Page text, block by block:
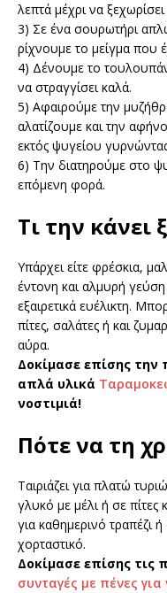
λεπτά μέχρι να
3) Σε ένα σουρωτήρι
ρίχνουμε το μείγμα που
4) Δένουμε το
να στραγγίσει καλά.
5) Αφαιρούμε την
αλατίζουμε και την
εκτός ψυγείου
6) Την διατηρούμε στο
επόμενη φορά.
Τι την κάνει
Υπάρχει είτε φρέσκια,
έντονη και αλμυρή
εξαιρετικά ευέλικτη.
πίτες, σαλάτες ή και
αύρα.
Δοκίμασε επίσης την
απλά υλικά
νοστιμιά!
Πότε να τη
Ταιριάζει για πλατώ
γλυκό με μέλι ή σε πίτες
για καθημερινό τραπέζι
χορταστικό.
Δοκίμασε επίσης τις
συνταγές με πένες